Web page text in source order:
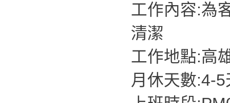
工作內容:為
清潔
工作地點:高
月休天數:4-